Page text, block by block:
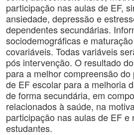
participação nas aulas de EF,
ansiedade, depressão e
dependentes secundárias.
sociodemográficas e
covariáveis. Todas variáveis
pós intervenção. O resultado
para a melhor compreensão
de EF escolar para a melhoria
de forma secundária, em
relacionados à saúde, na
participação nas aulas de EF e
estudantes.